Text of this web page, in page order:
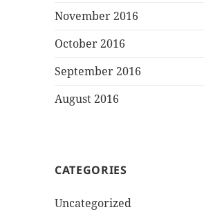
November 2016
October 2016
September 2016
August 2016
CATEGORIES
Uncategorized